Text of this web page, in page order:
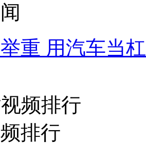
重 用汽车当
频排行
排行